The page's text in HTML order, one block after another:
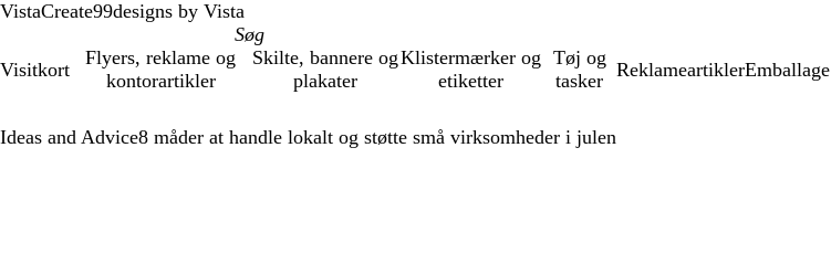
VistaCreate99designs by Vista
Visitkort
Flyers, reklame og
kontorartikler
Skilte, bannere og
plakater
Klistermærker og
etiketter
Tøj og
tasker
ReklameartiklerEmballage
Ideas and Advice8 måder at handle lokalt og støtte små virksomheder i julen